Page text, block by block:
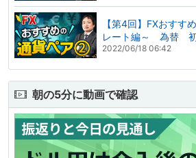
【第4回】FXおす
レート編～ 為替
2022/06/18 06:42
朝の5分に動画で確認